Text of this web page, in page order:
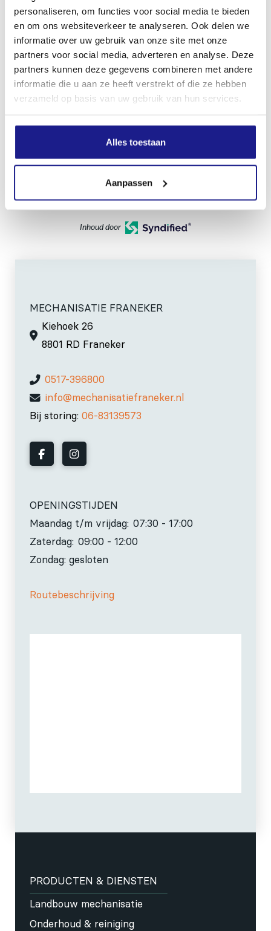
personaliseren, om functies voor social media te bieden
en om ons websiteverkeer te analyseren. Ook delen we
informatie over uw gebruik van onze site met onze
partners voor social media, adverteren en analyse. Deze
partners kunnen deze gegevens combineren met andere
informatie die u aan ze heeft verstrekt of die ze hebben
verzameld op basis van uw gebruik van hun services.
Alles toestaan
Aanpassen
96.0 dB(A)
Geluidsvermogenniveau
Trillingswaarde links
Trillingswaarde rechts
Inhoud door
MECHANISATIE FRANEKER
Kiehoek 26
8801 RD Franeker
0517-396800
info@mechanisatiefraneker.nl
Bij storing: 06-83139573
OPENINGSTIJDEN
Maandag t/m vrijdag: 07:30 - 17:00
Zaterdag: 09:00 - 12:00
Zondag: gesloten
Routebeschrijving
PRODUCTEN & DIENSTEN
Landbouw mechanisatie
Onderhoud & reiniging